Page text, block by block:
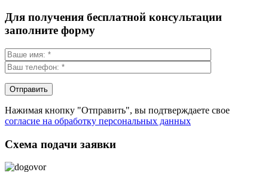
Для получения бесплатной консультации
заполните форму
Нажимая кнопку "Отправить", вы подтверждаете свое
согласие на обработку персональных данных
Схема подачи заявки